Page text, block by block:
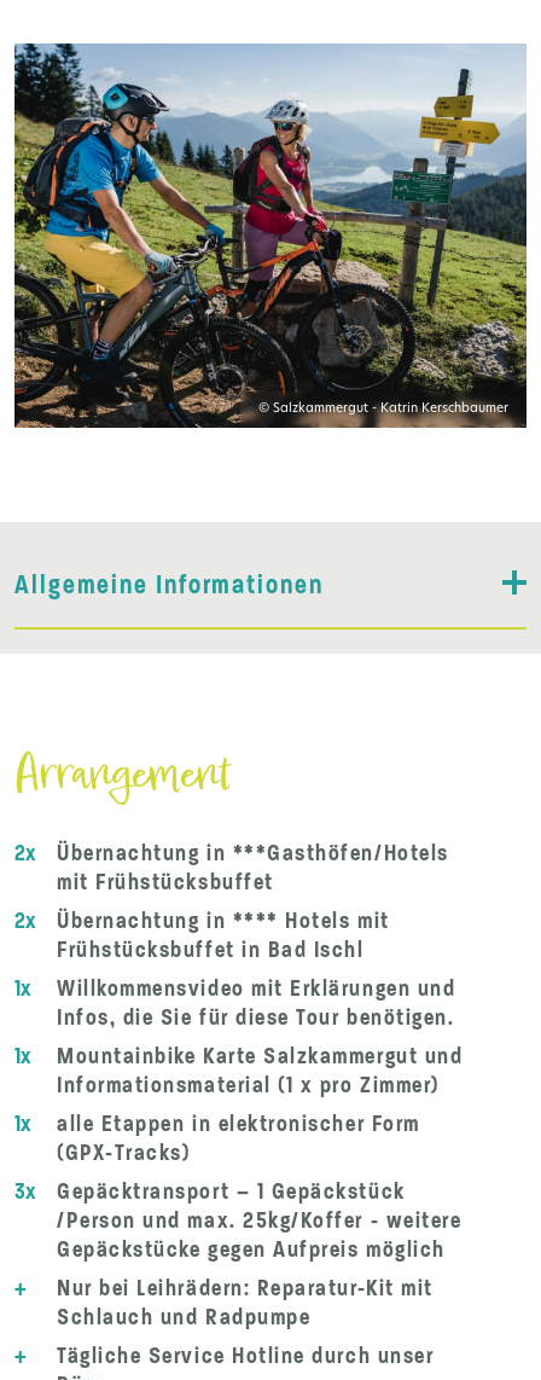
© Salzkammergut - Katrin Kerschbaumer
Allgemeine Informationen
Arrangement
2x
Übernachtung in ***Gasthöfen/Hotels
mit Frühstücksbuffet
2x
Übernachtung in **** Hotels mit
Frühstücksbuffet in Bad Ischl
1x
Willkommensvideo mit Erklärungen und
Infos, die Sie für diese Tour benötigen.
1x
Mountainbike Karte Salzkammergut und
Informationsmaterial (1 x pro Zimmer)
1x
alle Etappen in elektronischer Form
(GPX-Tracks)
3x
Gepäcktransport – 1 Gepäckstück
/Person und max. 25kg/Koffer - weitere
Gepäckstücke gegen Aufpreis möglich
+
Nur bei Leihrädern: Reparatur-Kit mit
Schlauch und Radpumpe
+
Tägliche Service Hotline durch unser